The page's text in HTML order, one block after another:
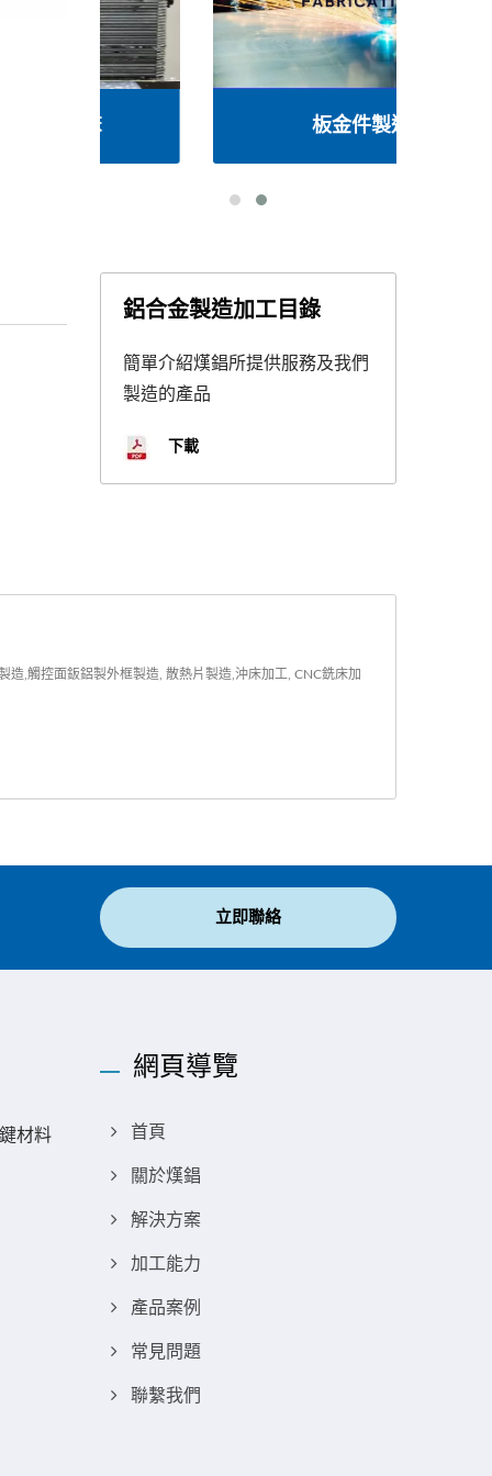
鋁合金製造加工目錄
簡單介紹熯錩所提供服務及我們
製造的產品
下載
,觸控面鈑鋁製外框製造, 散熱片製造,沖床加工, CNC銑床加
立即聯絡
材料
網頁導覽
首頁
關於熯錩
解決方案
加工能力
產品案例
常見問題
聯繫我們